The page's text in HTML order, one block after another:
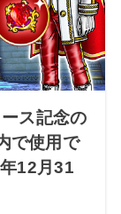
ス記念の
で使用で
12月31